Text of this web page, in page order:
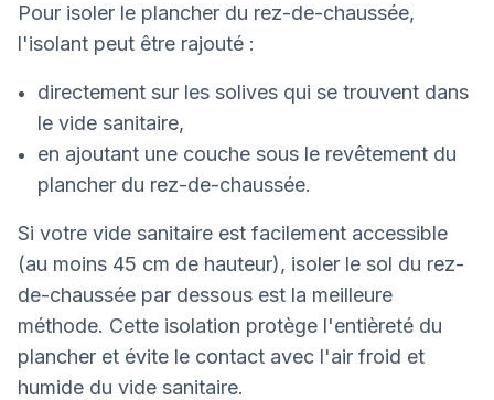
Pour isoler le plancher du rez-de-chaussée,
l'isolant peut être rajouté :
directement sur les solives qui se trouvent dans
le vide sanitaire,
en ajoutant une couche sous le revêtement du
plancher du rez-de-chaussée.
Si votre vide sanitaire est facilement accessible
(au moins 45 cm de hauteur), isoler le sol du rez-
de-chaussée par dessous est la meilleure
méthode. Cette isolation protège l'entièreté du
plancher et évite le contact avec l'air froid et
humide du vide sanitaire.